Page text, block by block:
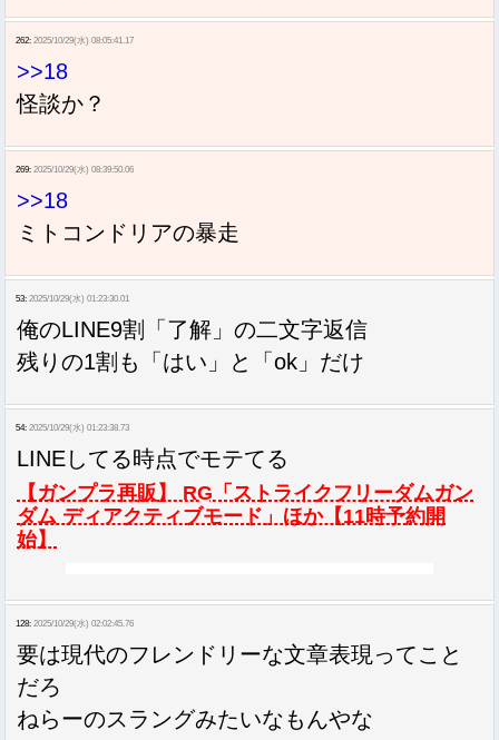
262: 2025/10/29(水) 08:05:41.17
>>18
怪談か？
269: 2025/10/29(水) 08:39:50.06
>>18
ミトコンドリアの暴走
53: 2025/10/29(水) 01:23:30.01
俺のLINE9割「了解」の二文字返信
残りの1割も「はい」と「ok」だけ
54: 2025/10/29(水) 01:23:38.73
LINEしてる時点でモテてる
【ガンプラ再販】 RG「ストライクフリーダムガン
ダム ディアクティブモード」ほか【11時予約開
始】
128: 2025/10/29(水) 02:02:45.76
要は現代のフレンドリーな文章表現ってこと
だろ
ねらーのスラングみたいなもんやな